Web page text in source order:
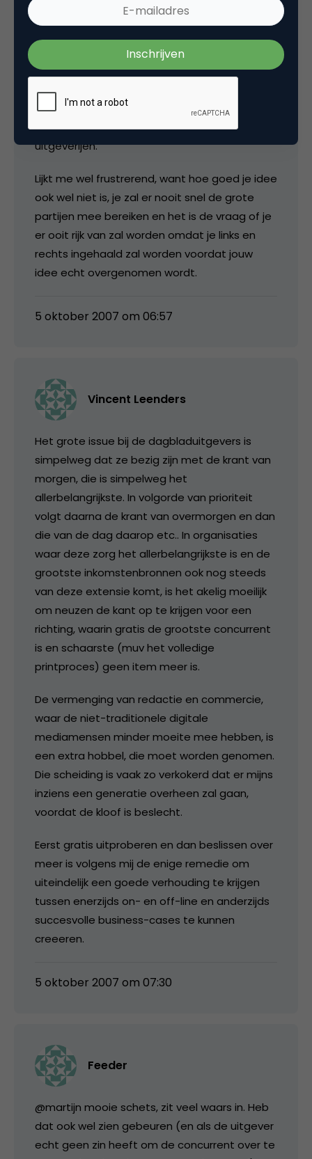
tijd is het lekker overzichtelijk, geen poespas
etc.
Je hoeft niet altijd de eerste te zijn.
Mooi voorbeeld is natuurlijk het weblog.
Bestaat nu denk ik een jaar of tien en wordt nu
pas sinds een jaar geadopteerd door
uitgeverijen.
Lijkt me wel frustrerend, want hoe goed je idee
ook wel niet is, je zal er nooit snel de grote
partijen mee bereiken en het is de vraag of je
er ooit rijk van zal worden omdat je links en
rechts ingehaald zal worden voordat jouw
idee echt overgenomen wordt.
5 oktober 2007 om 06:57
Vincent Leenders
Het grote issue bij de dagbladuitgevers is
simpelweg dat ze bezig zijn met de krant van
morgen, die is simpelweg het
allerbelangrijkste. In volgorde van prioriteit
volgt daarna de krant van overmorgen en dan
die van de dag daarop etc.. In organisaties
waar deze zorg het allerbelangrijkste is en de
grootste inkomstenbronnen ook nog steeds
van deze extensie komt, is het akelig moeilijk
om neuzen de kant op te krijgen voor een
richting, waarin gratis de grootste concurrent
is en schaarste (muv het volledige
printproces) geen item meer is.
De vermenging van redactie en commercie,
waar de niet-traditionele digitale
mediamensen minder moeite mee hebben, is
een extra hobbel, die moet worden genomen.
Die scheiding is vaak zo verkokerd dat er mijns
inziens een generatie overheen zal gaan,
voordat de kloof is beslecht.
Eerst gratis uitproberen en dan beslissen over
meer is volgens mij de enige remedie om
uiteindelijk een goede verhouding te krijgen
tussen enerzijds on- en off-line en anderzijds
succesvolle business-cases te kunnen
creeeren.
5 oktober 2007 om 07:30
Feeder
@martijn mooie schets, zit veel waars in. Heb
dat ook wel zien gebeuren (en als de uitgever
echt geen zin heeft om de concurrent over te